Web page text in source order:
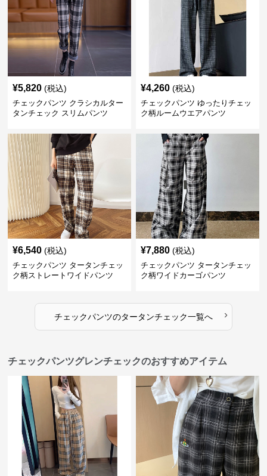
¥5,820 (税込)
チェックパンツ クラシカルター
タンチェック スリムパンツ
¥4,260 (税込)
チェックパンツ ゆったりチェッ
ク柄ルームウエアパンツ
¥6,540 (税込)
チェックパンツ タータンチェッ
ク柄ストレートワイドパンツ
¥7,880 (税込)
チェックパンツ タータンチェッ
ク柄ワイドカーゴパンツ
チェックパンツのタータンチェック一覧へ ›
チェックパンツグレンチェックのおすすめアイテム